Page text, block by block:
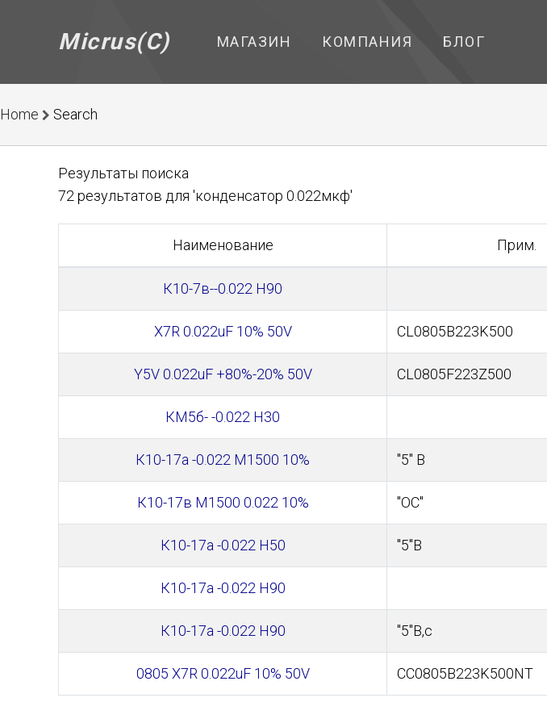
Micrus(C) МАГАЗИН КОМПАНИЯ БЛОГ
Home Search
Результаты поиска
72 результатов для 'конденсатор 0.022мкф'
Наименование Прим.
К10-7в--0.022 Н90
X7R 0.022uF 10% 50V CL0805B223K500
Y5V 0.022uF +80%-20% 50V CL0805F223Z500
КМ5б- -0.022 Н30
К10-17а -0.022 М1500 10% "5" В
К10-17в М1500 0.022 10% "ОС"
К10-17а -0.022 Н50 "5"В
К10-17а -0.022 Н90
К10-17а -0.022 Н90 "5"В,с
0805 X7R 0.022uF 10% 50V CC0805B223K500NT